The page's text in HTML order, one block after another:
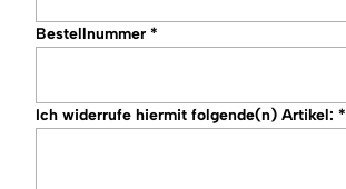
Bestellnummer*
Ich widerrufe hiermit folgende(n) Artikel:*